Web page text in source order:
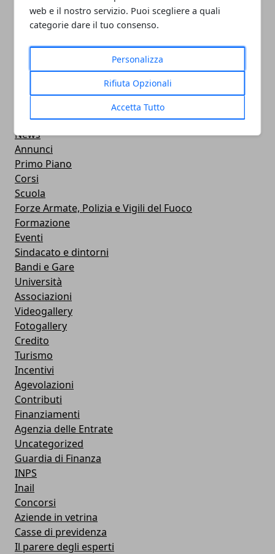
web e il nostro servizio. Puoi scegliere a quali
categorie dare il tuo consenso.
Personalizza
Rifiuta Opzionali
Accetta Tutto
Aziende
News
Annunci
Primo Piano
Corsi
Scuola
Forze Armate, Polizia e Vigili del Fuoco
Formazione
Eventi
Sindacato e dintorni
Bandi e Gare
Università
Associazioni
Videogallery
Fotogallery
Credito
Turismo
Incentivi
Agevolazioni
Contributi
Finanziamenti
Agenzia delle Entrate
Uncategorized
Guardia di Finanza
INPS
Inail
Concorsi
Aziende in vetrina
Casse di previdenza
Il parere degli esperti